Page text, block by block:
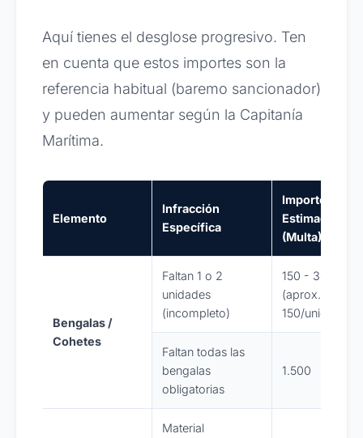
Aquí tienes el desglose progresivo. Ten
en cuenta que estos importes son la
referencia habitual (baremo sancionador)
y pueden aumentar según la Capitanía
Marítima.
Elemento
Infracción
Específica
Importe
Estimado
(Multa)
Bengalas /
Cohetes
Faltan 1 o 2
unidades
(incompleto)
150 - 300
(aprox.
150/unidad)
Faltan todas las
bengalas
obligatorias
1.500
Material